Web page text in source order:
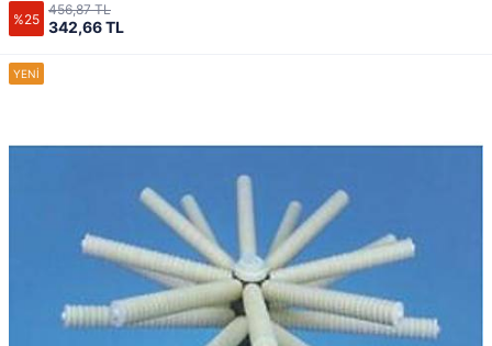
%25 342,66 TL
456,87 TL